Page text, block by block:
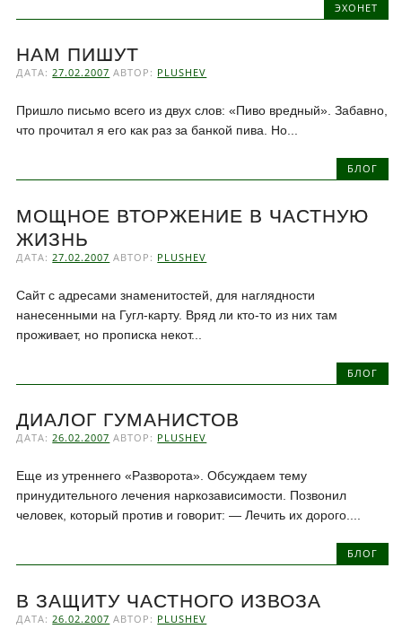
ЭХОНЕТ
НАМ ПИШУТ
ДАТА:27.02.2007 АВТОР: PLUSHEV
Пришло письмо всего из двух слов: «Пиво вредный». Забавно,
что прочитал я его как раз за банкой пива. Но...
БЛОГ
МОЩНОЕ ВТОРЖЕНИЕ В ЧАСТНУЮ
ЖИЗНЬ
ДАТА: 27.02.2007 АВТОР: PLUSHEV
Сайт с адресами знаменитостей, для наглядности
нанесенными на Гугл-карту. Вряд ли кто-то из них там
проживает, но прописка некот...
БЛОГ
ДИАЛОГ ГУМАНИСТОВ
ДАТА:26.02.2007 АВТОР: PLUSHEV
Еще из утреннего «Разворота». Обсуждаем тему
принудительного лечения наркозависимости. Позвонил
человек, который против и говорит: — Лечить их дорого....
БЛОГ
В ЗАЩИТУ ЧАСТНОГО ИЗВОЗА
ДАТА: 26.02.2007 АВТОР: PLUSHEV